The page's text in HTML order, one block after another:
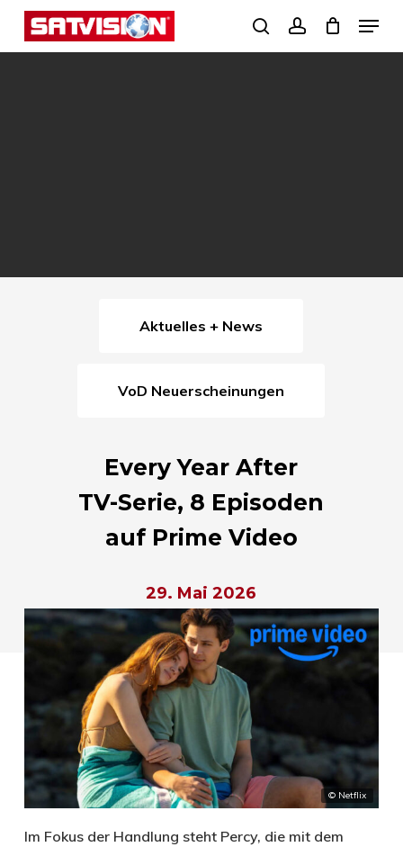
Skip
search
Menu
Aktuelles + News
VoD Neuerscheinungen
Every Year After
TV-Serie, 8 Episoden
auf Prime Video
29. Mai 2026
© Netflix
Im Fokus der Handlung steht Percy, die mit dem